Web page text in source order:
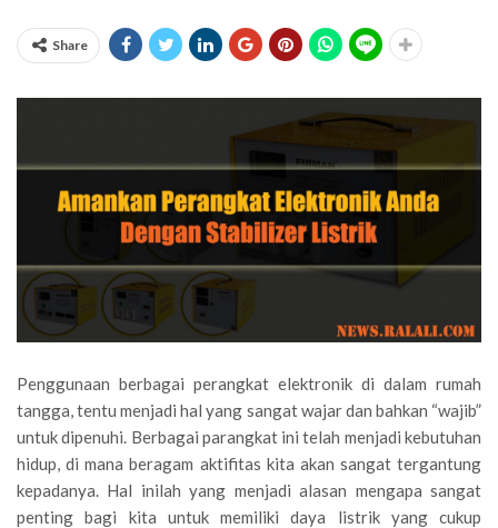
Share
Penggunaan berbagai perangkat elektronik di dalam rumah
tangga, tentu menjadi hal yang sangat wajar dan bahkan “wajib”
untuk dipenuhi. Berbagai parangkat ini telah menjadi kebutuhan
hidup, di mana beragam aktifitas kita akan sangat tergantung
kepadanya. Hal inilah yang menjadi alasan mengapa sangat
penting bagi kita untuk memiliki daya listrik yang cukup